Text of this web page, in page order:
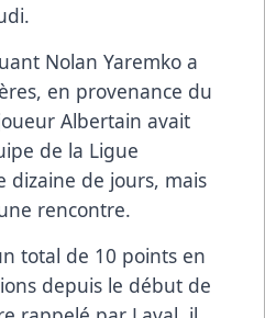
Nolan Yaremko a
en provenance du
Albertain avait
de la Ligue
dizaine de jours, mais
rencontre.
total de 10 points en
depuis le début de